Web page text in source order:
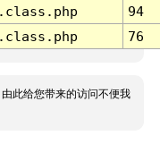
94
76
此给您带来的访问不便我